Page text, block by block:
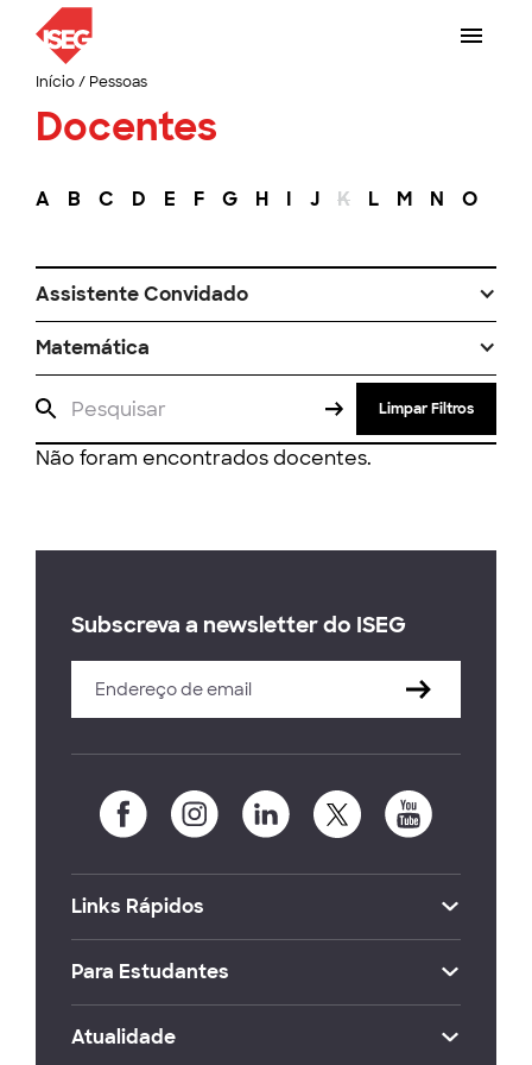
Início/ Pessoas
Docentes
A B C D E F G H I J K L M N O
Assistente Convidado
Matemática
Limpar Filtros
Não foram encontrados docentes.
Subscreva a newsletter do ISEG
Links Rápidos
Para Estudantes
Atualidade